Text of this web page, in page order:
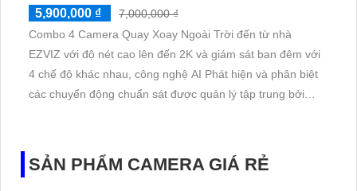
5,900,000 ₫
7,000,000 ₫
Combo 4 Camera Quay Xoay Ngoài Trời đến từ nhà
EZVIZ với độ nét cao lên đến 2K và giám sát ban đêm với
4 chế độ khác nhau, công nghệ AI Phát hiện và phân biệt
các chuyển động chuẩn sát được quản lý tập trung bởi
SẢN PHẨM CAMERA GIÁ RẺ